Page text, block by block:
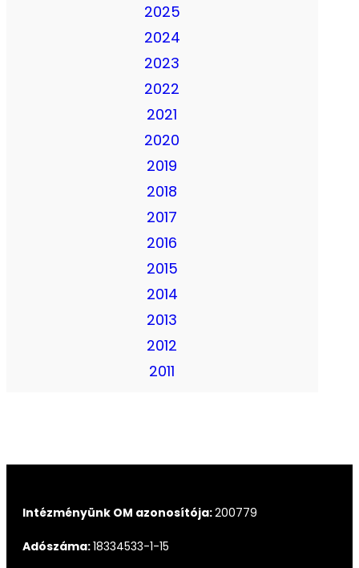
2025
2024
2023
2022
2021
2020
2019
2018
2017
2016
2015
2014
2013
2012
2011
Intézményünk OM azonosítója:200779
Adószáma:18334533-1-15